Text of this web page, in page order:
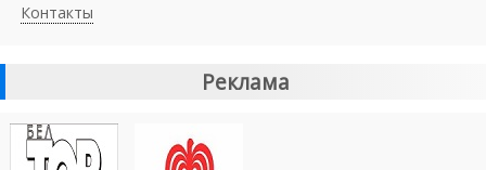
Контакты
Реклама